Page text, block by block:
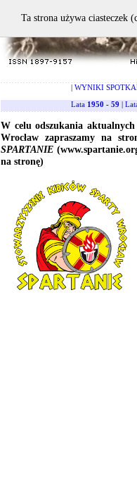
| WYNIKI
Lata 1950 - 59 |
W celu odszukania
Wrocław zapraszamy na
SPARTANIE
na stronę)
Ta strona używa ciasteczek